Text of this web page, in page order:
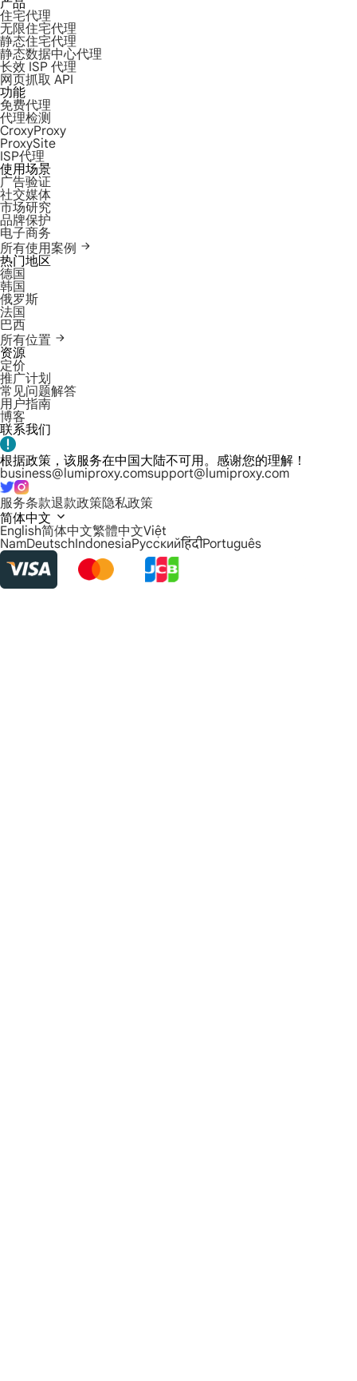
产品
住宅代理
无限住宅代理
静态住宅代理
静态数据中心代理
长效 ISP 代理
网页抓取 API
功能
免费代理
代理检测
CroxyProxy
ProxySite
ISP代理
使用场景
广告验证
社交媒体
市场研究
品牌保护
电子商务
所有使用案例
热门地区
德国
韩国
俄罗斯
法国
巴西
所有位置
资源
定价
推广计划
常见问题解答
用户指南
博客
联系我们
根据政策，该服务在中国大陆不可用。感谢您的理解！
business@lumiproxy.comsupport@lumiproxy.com
服务条款退款政策隐私政策
简体中文
English简体中文繁體中文Việt
NamDeutschIndonesiaРусскийहिंदीPortuguês